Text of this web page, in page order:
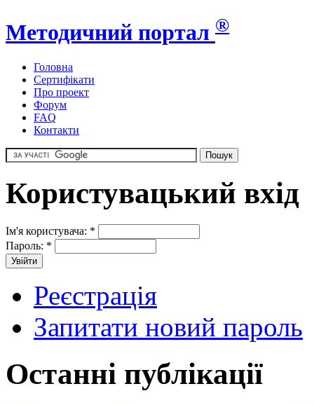
Методичний портал ®
Головна
Сертифікати
Про проект
Форум
FAQ
Контакти
Користувацький вхід
Ім'я користувача: *
Пароль: *
Реєстрація
Запитати новий пароль
Останні публікації